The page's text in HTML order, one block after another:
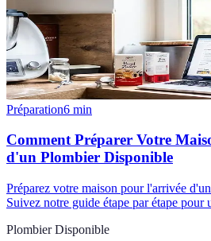
Préparation6 min
Comment Préparer Votre
d'un Plombier Disponible
Préparez votre maison pour l'arrivée
Suivez notre guide étape par étape pour
Plombier Disponible